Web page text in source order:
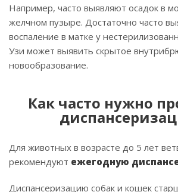
Например, часто выявляют осадок в
желчном пузыре. Достаточно часто
воспаление в матке у
Узи может выявить скрытое
новообразование.
Как часто нужно
Для животных в возрасте до 5 лет
рекомендуют ежегодную
Диспансеризацию собак и кошек